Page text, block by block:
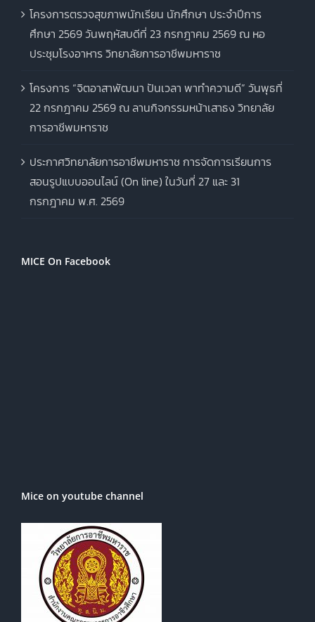
โครงการตรวจสุขภาพนักเรียน นักศึกษา ประจำปีการ
ศึกษา 2569 วันพฤหัสบดีที่ 23 กรกฎาคม 2569 ณ หอ
ประชุมโรงอาหาร วิทยาลัยการอาชีพมหาราช
โครงการ “จิตอาสาพัฒนา ปันเวลา พาทำความดี” วันพุธที่
22 กรกฎาคม 2569 ณ ลานกิจกรรมหน้าเสาธง วิทยาลัย
การอาชีพมหาราช
ประกาศวิทยาลัยการอาชีพมหาราช การจัดการเรียนการ
สอนรูปแบบออนไลน์ (On line) ในวันที่ 27 และ 31
กรกฎาคม พ.ศ. 2569
MICE On Facebook
Mice on youtube channel